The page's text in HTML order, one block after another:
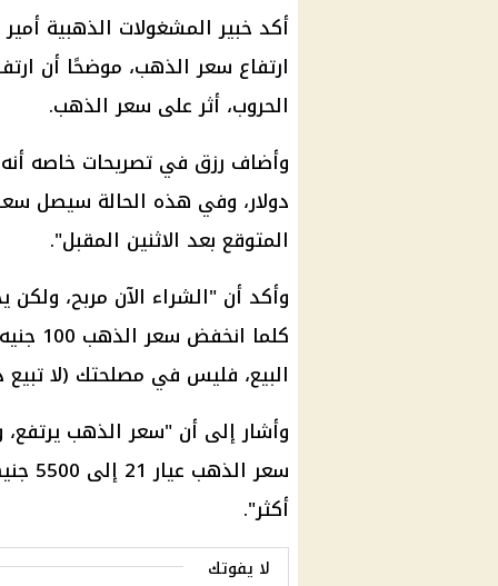
أكد خبير المشغولات الذهبية
ارتفاع سعر الذهب، موضحًا أن
الحروب، أثر على سعر الذهب.
المتوقع بعد الاثنين المقبل".
وأكد أن "الشراء الآن مربح،
البيع، فليس في مصلحتك (لا تبيع
وأشار إلى أن "سعر الذهب
سعر
أكثر".
لا يفوتك